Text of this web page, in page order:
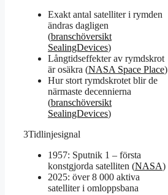
Exakt antal satelliter i rymden
ändras dagligen
(branschöversikt
SealingDevices)
Långtidseffekter av rymdskrot
är osäkra (NASA Space Place)
Hur stort rymdskrotet blir de
närmaste decennierna
(branschöversikt
SealingDevices)
3Tidlinjesignal
1957: Sputnik 1 – första
konstgjorda satelliten (NASA)
2025: över 8 000 aktiva
satelliter i omloppsbana